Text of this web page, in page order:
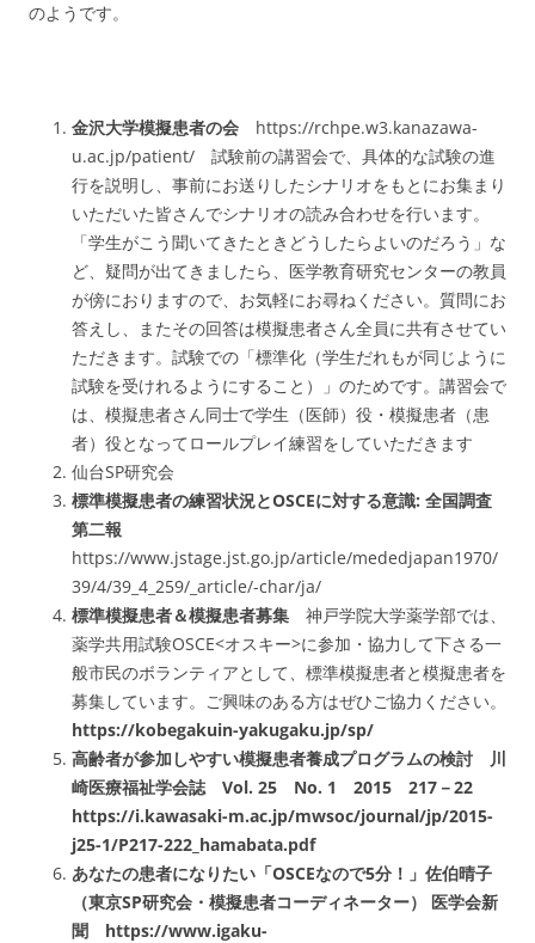
のようです。
金沢大学模擬患者の会 https://rchpe.w3.kanazawa-
u.ac.jp/patient/ 試験前の講習会で、具体的な試験の進
行を説明し、事前にお送りしたシナリオをもとにお集まり
いただいた皆さんでシナリオの読み合わせを行います。
「学生がこう聞いてきたときどうしたらよいのだろう」な
ど、疑問が出てきましたら、医学教育研究センターの教員
が傍におりますので、お気軽にお尋ねください。質問にお
答えし、またその回答は模擬患者さん全員に共有させてい
ただきます。試験での「標準化（学生だれもが同じように
試験を受けれるようにすること）」のためです。講習会で
は、模擬患者さん同士で学生（医師）役・模擬患者（患
者）役となってロールプレイ練習をしていただきます
仙台SP研究会
標準模擬患者の練習状況とOSCEに対する意識: 全国調査
第二報
https://www.jstage.jst.go.jp/article/mededjapan1970/
39/4/39_4_259/_article/-char/ja/
標準模擬患者＆模擬患者募集 神戸学院大学薬学部では、
薬学共用試験OSCE<オスキー>に参加・協力して下さる一
般市民のボランティアとして、標準模擬患者と模擬患者を
募集しています。ご興味のある方はぜひご協力ください。
https://kobegakuin-yakugaku.jp/sp/
高齢者が参加しやすい模擬患者養成プログラムの検討 川
崎医療福祉学会誌 Vol. 25 No. 1 2015 217－22
https://i.kawasaki-m.ac.jp/mwsoc/journal/jp/2015-
j25-1/P217-222_hamabata.pdf
あなたの患者になりたい「OSCEなので5分！」佐伯晴子
（東京SP研究会・模擬患者コーディネーター） 医学会新
聞 https://www.igaku-